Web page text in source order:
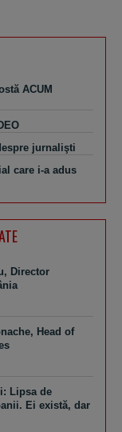
ACUM
jurnalişti
care i-a adus
Director
Head of
Lipsa de
Ei există, dar